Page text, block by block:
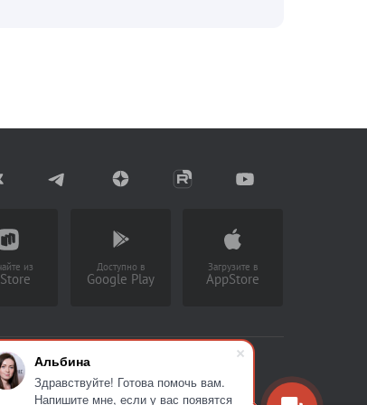
Альбина
Здравствуйте! Готова помочь вам.
Напишите мне, если у вас появятся
из Доступно в
Google Play
Загрузите в
AppStore
статистическую
данных